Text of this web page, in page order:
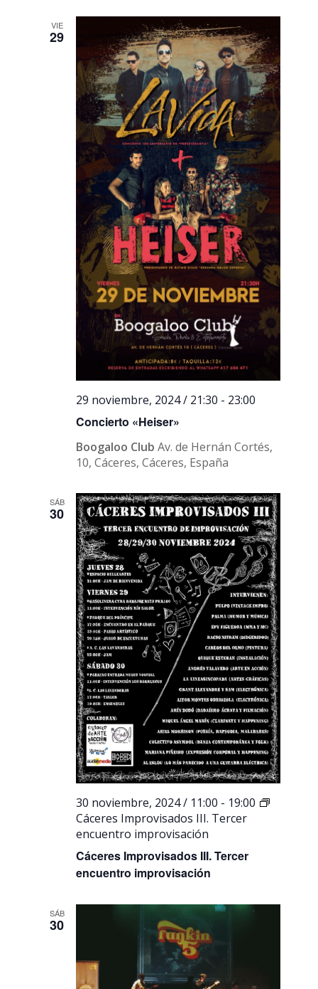
VIE
29
Concierto «Heiser»
29 noviembre, 2024 / 21:30 - 23:00
Boogaloo ClubAv. de Hernán Cortés,
10, Cáceres, Cáceres, España
SÁB
30
Cáceres Improvisados III. Tercer
encuentro improvisación
30 noviembre, 2024 / 11:00 - 19:00
Cáceres Improvisados III. Tercer
encuentro improvisación
SÁB
30